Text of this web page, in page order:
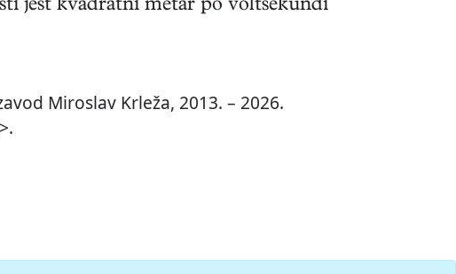
jest kvadratni metar po voltsekundi
Miroslav Krleža, 2013. – 2026.